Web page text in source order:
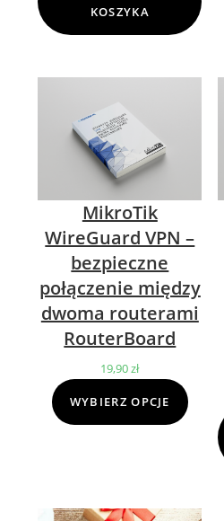
KOSZYKA
MikroTik
WireGuard VPN –
bezpieczne
połączenie między
dwoma routerami
RouterBoard
19,90zł
WYBIERZ OPCJE